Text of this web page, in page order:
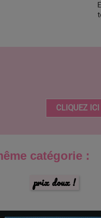
CLIQUEZ
catégorie :
prix doux !